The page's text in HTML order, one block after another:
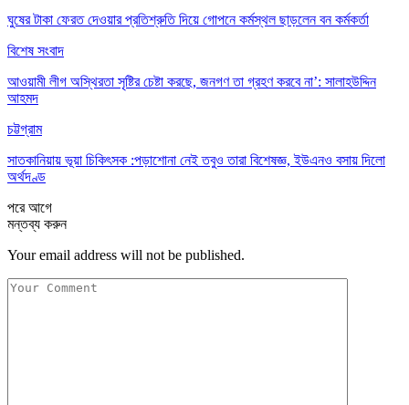
ঘুষের টাকা ফেরত দেওয়ার প্রতিশ্রুতি দিয়ে গোপনে কর্মস্থল ছাড়লেন বন কর্মকর্তা
বিশেষ সংবাদ
আওয়ামী লীগ অস্থিরতা সৃষ্টির চেষ্টা করছে, জনগণ তা গ্রহণ করবে না’: সালাহউদ্দিন
আহমদ
চট্টগ্রাম
সাতকানিয়ায় ভূয়া চিকিৎসক :পড়াশোনা নেই তবুও তারা বিশেষজ্ঞ, ইউএনও বসায় দিলো
অর্থদণ্ড
পরেআগে
মন্তব্য করুন
Your email address will not be published.